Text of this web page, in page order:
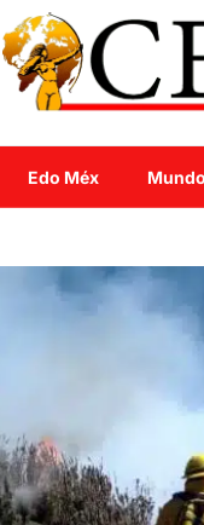
Edo Méx Mundo